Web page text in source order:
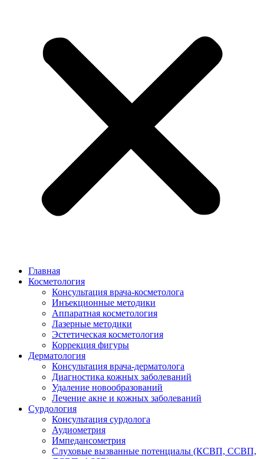
Главная
Косметология
Консультация врача-косметолога
Инъекционные методики
Аппаратная косметология
Лазерные методики
Эстетическая косметология
Коррекция фигуры
Дерматология
Консультация врача-дерматолога
Диагностика кожных заболеваний
Удаление новообразований
Лечение акне и кожных заболеваний
Сурдология
Консультация сурдолога
Аудиометрия
Импедансометрия
Слуховые вызванные потенциалы (КСВП, ССВП,